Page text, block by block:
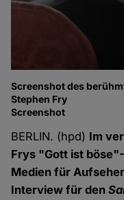
Screenshot des
Stephen Fry
Screenshot
BERLIN. (hpd) Im
Frys "Gott ist
Medien für
Interview für den